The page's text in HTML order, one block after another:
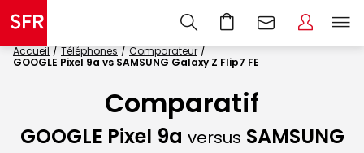
Accueil Téléphones
Comparateur
GOOGLE Pixel 9a vs SAMSUNG Galaxy Z Flip7 FE
Comparatif
GOOGLE Pixel 9a versus SAMSUNG